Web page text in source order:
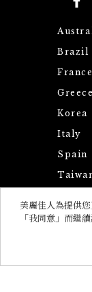
Brazil
France
Greece
Korea
Italy
Spain
UK
美麗佳人為提供
「我同意」而繼